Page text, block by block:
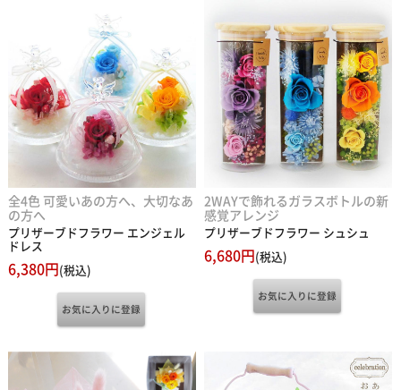
全4色 可愛いあの方へ、大切なあ
の方へ
プリザーブドフラワー エンジェル
ドレス
6,380円(税込)
2WAYで飾れるガラスボトルの新
感覚アレンジ
プリザーブドフラワー シュシュ
6,680円(税込)